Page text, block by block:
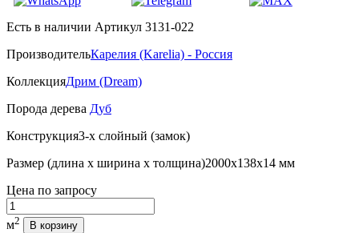
Есть в наличии Артикул 3131-022
ПроизводительКарелия (Karelia) - Россия
КоллекцияДрим (Dream)
Порода дерева Дуб
Конструкция3-х слойный (замок)
Размер (длина х ширина х толщина)2000х138х14 мм
Цена по запросу
Количество
м2 В корзину